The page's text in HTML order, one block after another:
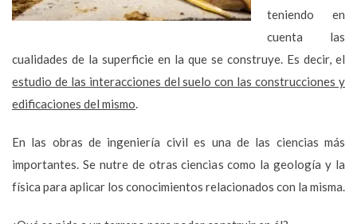
teniendo en
cuenta las
cualidades de la superficie en la que se construye. Es decir, el
estudio de las interacciones del suelo con las construcciones y
edificaciones del mismo.
En las obras de ingeniería civil es una de las ciencias más
importantes. Se nutre de otras ciencias como la geología y la
física para aplicar los conocimientos relacionados con la misma.